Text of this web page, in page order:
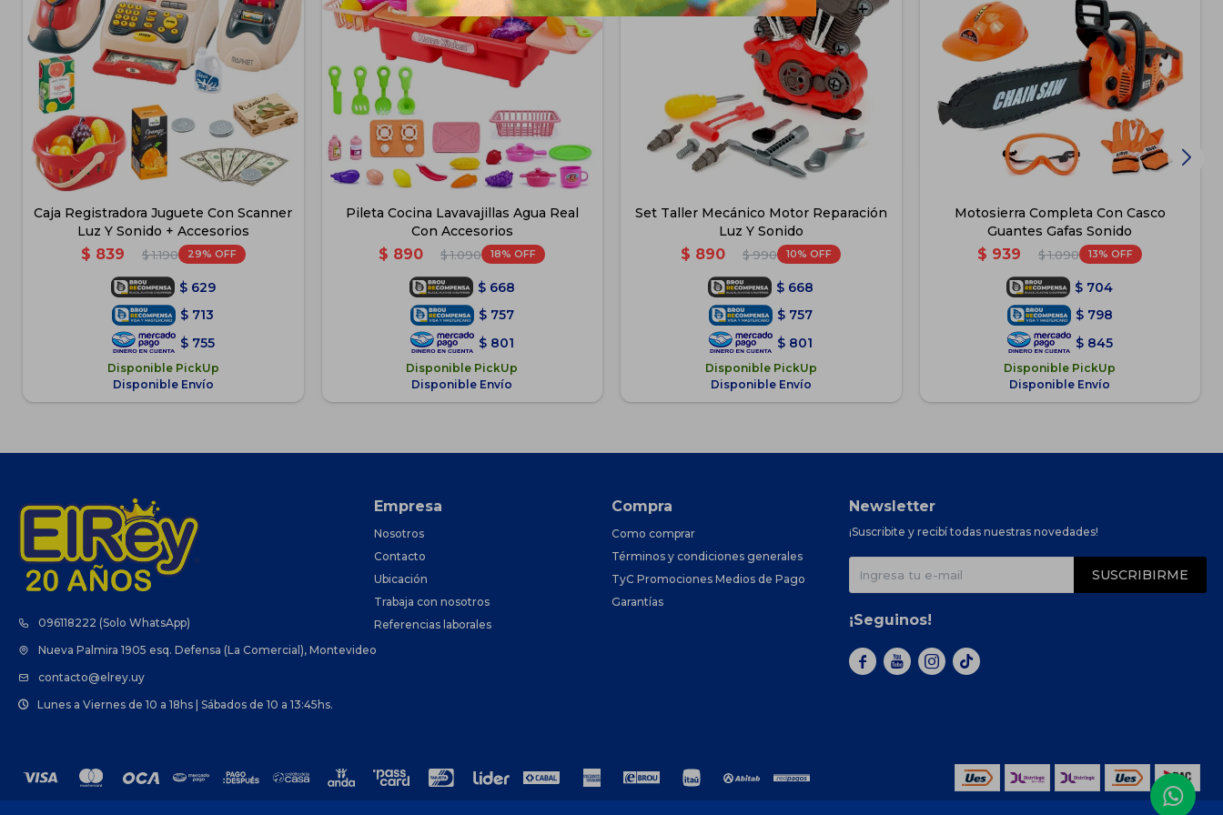
Caja Registradora Juguete Con Scanner
Luz Y Sonido + Accesorios
$ 839 $ 1.190 29
$ 629
$ 713
$ 755
Disponible PickUp
Disponible Envío
Pileta Cocina Lavavajillas Agua Real
Con Accesorios
$ 890 $ 1.090 18
$ 668
$ 757
$ 801
Disponible PickUp
Disponible Envío
Set Taller Mecánico Motor Reparación
Luz Y Sonido
$ 890 $ 990 10
$ 668
$ 757
$ 801
Disponible PickUp
Disponible Envío
Motosierra Completa Con Casco
Guantes Gafas Sonido
$ 939 $ 1.090 13
$ 704
$ 798
$ 845
Disponible PickUp
Disponible Envío
096118222 (Solo WhatsApp)
Nueva Palmira 1905 esq. Defensa (La Comercial), Montevideo
contacto@elrey.uy
Lunes a Viernes de 10 a 18hs | Sábados de 10 a 13:45hs.
Empresa
Nosotros
Contacto
Ubicación
Trabaja con nosotros
Referencias laborales
Compra
Como comprar
Términos y condiciones generales
TyC Promociones Medios de Pago
Garantías
Newsletter
¡Suscribite y recibí todas nuestras novedades!
SUSCRIBIRME
¡Seguinos!
  